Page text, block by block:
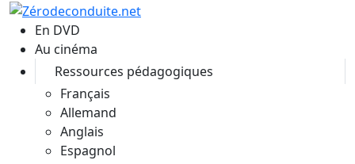
Aller au contenu principal
En DVD
Au cinéma
Ressources pédagogiques
Français
Allemand
Anglais
Espagnol